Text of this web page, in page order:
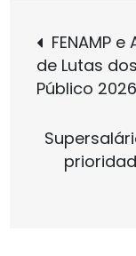
de
Post
FENAMP
de Lutas
Público